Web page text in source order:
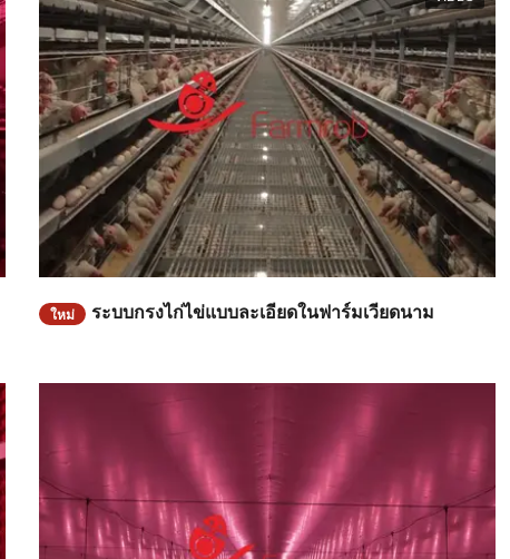
ใหม่ ระบบกรงไก่ไข่แบบละเอียดในฟาร์มเวียดนาม